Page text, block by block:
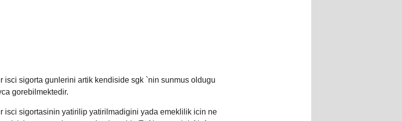
isci sigorta gunlerini artik kendiside sgk `nin sunmus oldugu
gorebilmektedir.
isci sigortasinin yatirilip yatirilmadigini yada emeklilik icin ne